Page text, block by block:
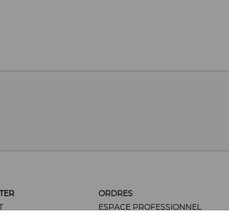
ORDRES
ESPACE PROFESSIONNEL